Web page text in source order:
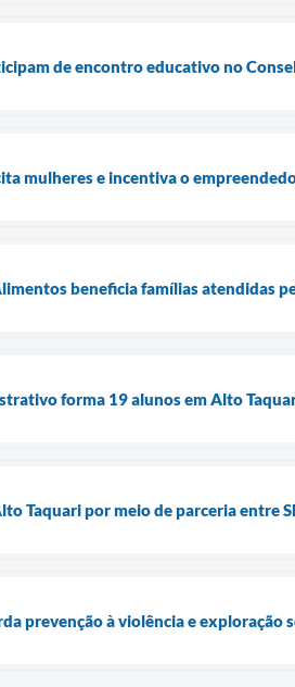
de encontro educativo no
mulheres e incentiva o
beneficia famílias atendidas
forma 19 alunos em Alto
Taquari por meio de parceria entre
prevenção à violência e exploração